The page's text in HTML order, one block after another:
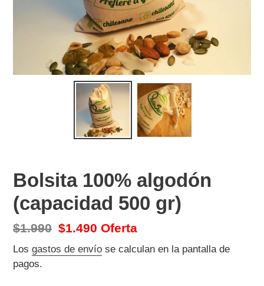
Bolsita 100% algodón
(capacidad 500 gr)
Precio
habitual
$1.990 Precio
de
$1.490 Oferta
Los gastos de envío se calculan en la pantalla de
pagos.